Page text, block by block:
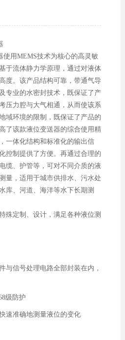
使用MEMS技术为核心的高灵敏
于流体静力学原理，通过对液体
度。该产品结构可靠，带通气导
专业的水密封技术，既保证了产
压力腔与大气相通，从而使该系
域环境的限制，既保证了产品的
了该款液位变送器的综合使用精
一体化结构和标准化的输出信
控制提供了方便。再通过合理的
缆、护管等，可对不同介质的液
量，适用于城市供排水、污水处
库、河道、海洋等水下长期测
殊定制、设计，满足各种液位测
与信号处理电路全部封装在内，
级防护
速准确地测量液位的变化